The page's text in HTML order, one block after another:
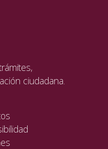
ciudadana.